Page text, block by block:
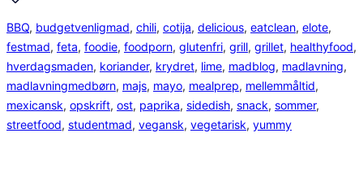
BBQ, budgetvenligmad, chili, cotija, delicious, eatclean, elote
festmad, feta, foodie, foodporn, glutenfri, grill, grillet, healthyfood
hverdagsmaden, koriander, krydret, lime, madblog, madlavning
madlavningmedbørn, majs, mayo, mealprep, mellemmåltid
mexicansk, opskrift, ost, paprika, sidedish, snack, sommer
streetfood, studentmad, vegansk, vegetarisk, yummy